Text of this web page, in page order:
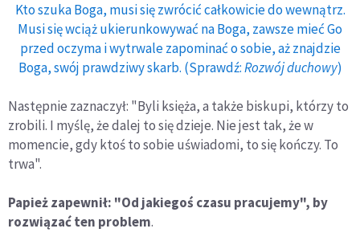
Kto szuka Boga, musi się zwrócić całkowicie do wewnątrz.
Musi się wciąż ukierunkowywać na Boga, zawsze mieć Go
przed oczyma i wytrwale zapominać o sobie, aż znajdzie
Boga, swój prawdziwy skarb. (Sprawdź:Rozwój duchowy)
Następnie zaznaczył: "Byli księża, a także biskupi, którzy to
zrobili. I myślę, że dalej to się dzieje. Nie jest tak, że w
momencie, gdy ktoś to sobie uświadomi, to się kończy. To
trwa".
Papież zapewnił: "Od jakiegoś czasu pracujemy", by
rozwiązać ten problem.